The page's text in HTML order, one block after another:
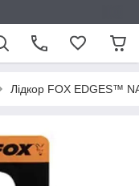
Лідкор FOX EDGES™